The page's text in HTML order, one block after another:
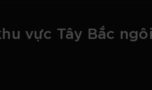
vực Tây Bắc ngôi